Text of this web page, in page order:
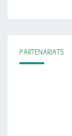
PARTENARIATS